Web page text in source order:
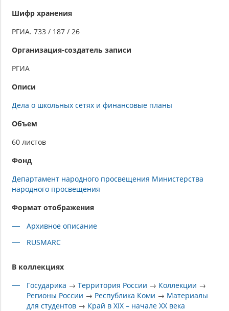
Шифр хранения
РГИА. 733 / 187 / 26
Организация-создатель записи
РГИА
Описи
Дела о школьных сетях и финансовые планы
Объем
60 листов
Фонд
Департамент народного просвещения Министерства
народного просвещения
Формат отображения
Архивное описание
RUSMARC
В коллекциях
Государика →Территория России → Коллекции →
Регионы России → Республика Коми → Материалы
для студентов → Край в XIX – начале XX века